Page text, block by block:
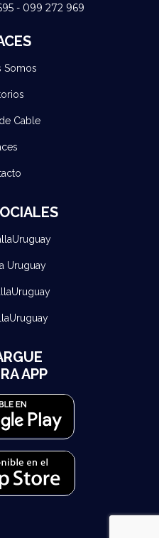
- 099 272 969
Somos
Cable
Uruguay
APP